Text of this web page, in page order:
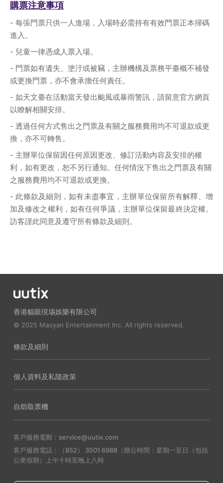
購票注意事項
- 每張門票只供一人進場，入場時必需持有有效門票正本掃碼
進入。
- 兒童一律憑成人票入場。
- 門票如有遺失、塗汙或被竊，主辦機構及票務平臺概不補發
或更換門票，亦不會承擔任何責任。
- 如天文臺在活動當天發出颱風或暴雨警訊，請留意官方網頁
以瞭解相關安排。
- 透過任何方式售出之門票及有關之服務費用均不可退款或更
換，亦不可轉售。
- 主辦單位保留因任何原因更改、修訂活動內容及安排的權
利，如有更改，恕不另行通知。任何情況下售出之門票及有關
之服務費用均不可退款或更換。
- 此條款及細則，如有未盡事宜，主辦單位保留所有解釋、增
加及修改之權利，如有任何爭議，主辦單位保留最終決定權。
訪客謹此同意及遵守所有條款及細則。
香港貓眼現埸娛樂有限公司
© 2025 Maoyan Entertainment Inc. All rights reserved.
條款及細則
個人資料及私隨政策
自助取票機
客戶服務電郵：service@uutix.com
客戶服務電話：（852） 3501 6988（辦公時間：星期一至日（包括
公衆假期）上午十時至晚上八時